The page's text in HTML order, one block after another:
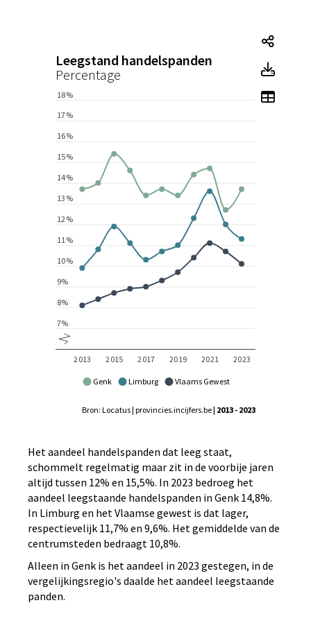
Leegstand handelspanden
Percentage
Genk Limburg Vlaams Gewest
Bron: Locatus | provincies.incijfers.be| 2013 - 2023
Toon
Het aandeel handelspanden dat leeg staat,
schommelt regelmatig maar zit in de voorbije jaren
altijd tussen 12% en 15,5%. In 2023 bedroeg het
aandeel leegstaande handelspanden in Genk 14,8%.
In Limburg en het Vlaamse gewest is dat lager,
respectievelijk 11,7% en 9,6%. Het gemiddelde van de
centrumsteden bedraagt 10,8%.
Alleen in Genk is het aandeel in 2023 gestegen, in de
vergelijkingsregio's daalde het aandeel leegstaande
panden.